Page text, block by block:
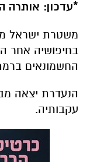
*עדכון: אותרה
משטרת ישראל
החשמונאים
הנעדרת יצאה
עקבותיה.